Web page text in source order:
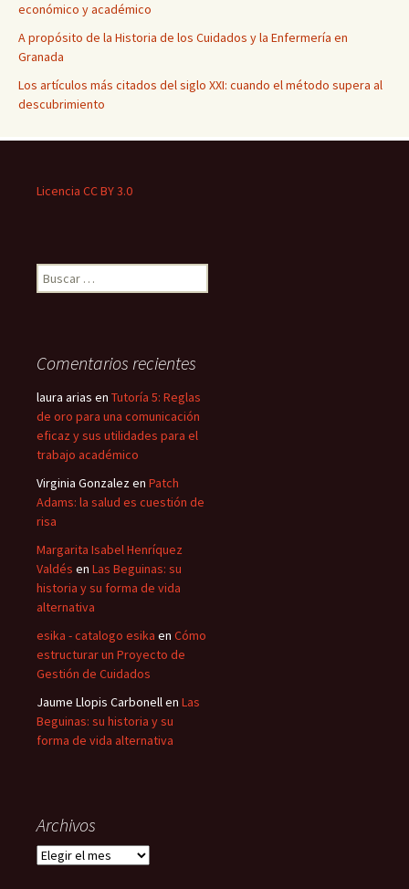
económico y académico
A propósito de la Historia de los Cuidados y la Enfermería en
Granada
Los artículos más citados del siglo XXI: cuando el método supera al
descubrimiento
Licencia CC BY 3.0
Buscar:
Comentarios recientes
laura arias en Tutoría 5: Reglas
de oro para una comunicación
eficaz y sus utilidades para el
trabajo académico
Virginia Gonzalezen Patch
Adams: la salud es cuestión de
risa
Margarita Isabel Henríquez
Valdés en Las Beguinas: su
historia y su forma de vida
alternativa
esika - catalogo esika en Cómo
estructurar un Proyecto de
Gestión de Cuidados
Jaume Llopis Carbonellen Las
Beguinas: su historia y su
forma de vida alternativa
Archivos
Archivos